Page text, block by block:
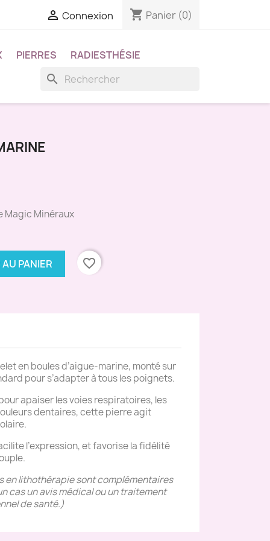
 Connexion shopping_cart Panier (0)
PIERRES RADIESTHÉSIE
search
Magic Minéraux
PANIER favorite_border
en boules d’aigue-marine, monté sur
pour s’adapter à tous les poignets.
apaiser les voies respiratoires, les
dentaires, cette pierre agit
l’expression, et favorise la fidélité
en lithothérapie sont complémentaires
cas un avis médical ou un traitement
de santé.)